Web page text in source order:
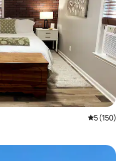
平均评分 5
5 (150)